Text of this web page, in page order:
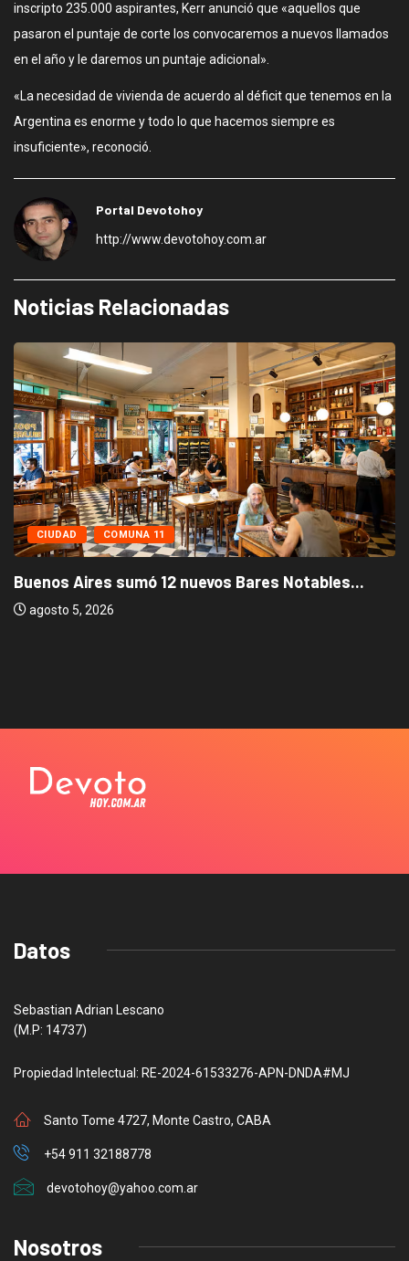
inscripto 235.000 aspirantes, Kerr anunció que «aquellos que
pasaron el puntaje de corte los convocaremos a nuevos llamados
en el año y le daremos un puntaje adicional».
«La necesidad de vivienda de acuerdo al déficit que tenemos en la
Argentina es enorme y todo lo que hacemos siempre es
insuficiente», reconoció.
Portal Devotohoy
http://www.devotohoy.com.ar
Noticias Relacionadas
CIUDAD COMUNA 11
Buenos Aires sumó 12 nuevos Bares Notables...
agosto 5, 2026
Datos
Sebastian Adrian Lescano
(M.P: 14737)
Propiedad Intelectual: RE-2024-61533276-APN-DNDA#MJ
Santo Tome 4727, Monte Castro, CABA
+54 911 32188778
devotohoy@yahoo.com.ar
Nosotros